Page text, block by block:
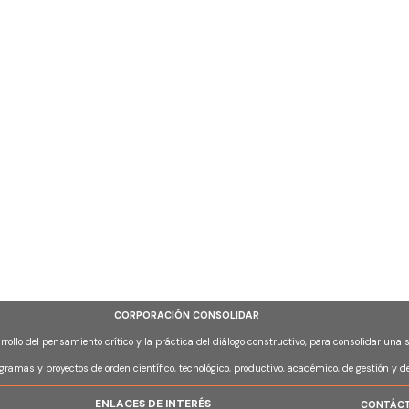
CORPORACIÓN CONSOLIDAR
del pensamiento crítico y la práctica del diálogo constructivo, para consolidar
y proyectos de orden científico, tecnológico, productivo, académico, de gestión y
ENLACES DE INTERÉS